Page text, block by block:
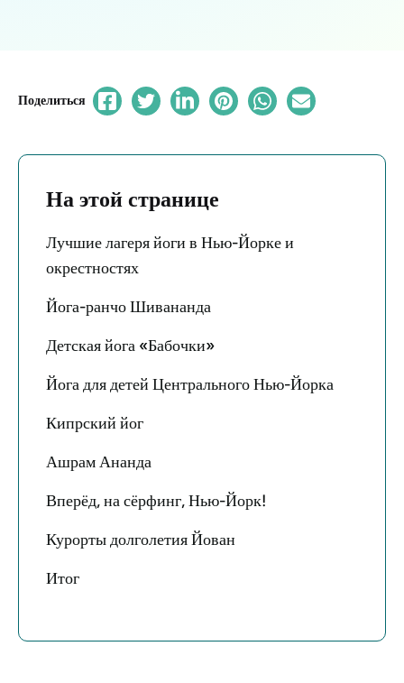
Поделиться
На этой странице
Лучшие лагеря йоги в Нью-Йорке и
окрестностях
Йога-ранчо Шивананда
Детская йога «Бабочки»
Йога для детей Центрального Нью-Йорка
Кипрский йог
Ашрам Ананда
Вперёд, на сёрфинг, Нью-Йорк!
Курорты долголетия Йован
Итог